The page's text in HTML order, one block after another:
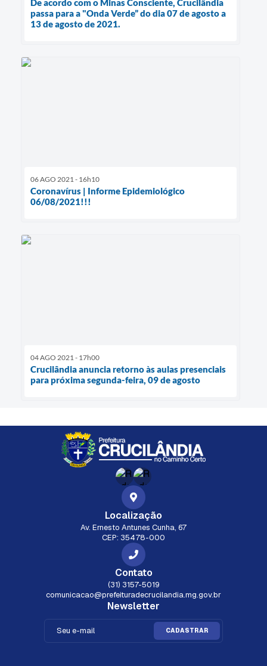
De acordo com o Minas Consciente, Crucilândia
passa para a "Onda Verde” do dia 07 de agosto a
13 de agosto de 2021.
06 AGO 2021 - 16h10
Coronavírus | Informe Epidemiológico
06/08/2021!!!
04 AGO 2021 - 17h00
Crucilândia anuncia retorno às aulas presenciais
para próxima segunda-feira, 09 de agosto
Localização
Av. Ernesto Antunes Cunha, 67
CEP: 35478-000
Contato
(31) 3157-5019
comunicacao@prefeituradecrucilandia.mg.gov.br
Newsletter
CADASTRAR